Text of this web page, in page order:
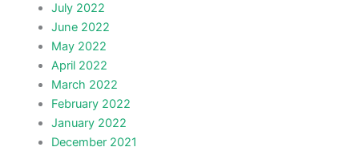
July 2022
June 2022
May 2022
April 2022
March 2022
February 2022
January 2022
December 2021